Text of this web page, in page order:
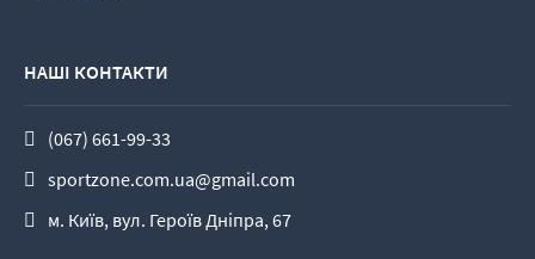
НАШІ КОНТАКТИ
(067) 661-99-33
sportzone.com.ua@gmail.com
м. Київ, вул. Героїв Дніпра, 67